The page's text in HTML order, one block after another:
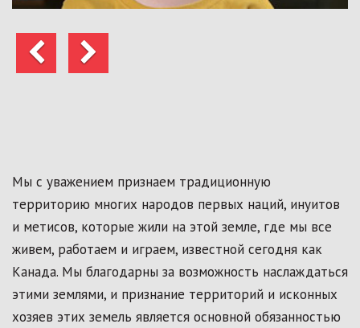
ПредыдущийСледующий
Мы с уважением признаем традиционную
территорию многих народов первых наций, инуитов
и метисов, которые жили на этой земле, где мы все
живем, работаем и играем, известной сегодня как
Канада. Мы благодарны за возможность наслаждаться
этими землями, и признание территорий и исконных
хозяев этих земель является основной обязанностью